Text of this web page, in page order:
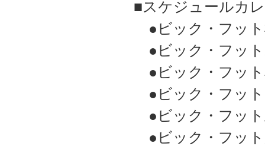
■スケジュールカ
●ビック・フッ
●ビック・フッ
●ビック・フッ
●ビック・フッ
●ビック・フッ
●ビック・フッ